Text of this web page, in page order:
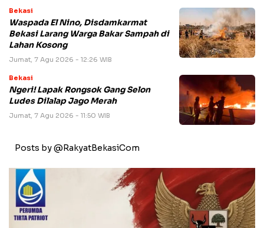
Bekasi
Waspada El Nino, Disdamkarmat
Bekasi Larang Warga Bakar Sampah di
Lahan Kosong
Jumat, 7 Agu 2026 - 12:26 WIB
Bekasi
Ngeri! Lapak Rongsok Gang Selon
Ludes Dilalap Jago Merah
Jumat, 7 Agu 2026 - 11:50 WIB
Posts by @RakyatBekasiCom